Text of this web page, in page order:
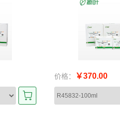
价格： ￥370.00